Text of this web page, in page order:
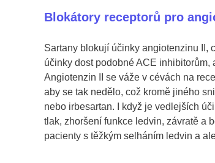
Blokátory receptorů pro
Sartany blokují účinky angiotenzinu II,
účinky dost podobné ACE
Angiotenzin II se váže v cévách na
aby se tak nedělo, což kromě jiného
nebo irbesartan. I když je vedlejších
tlak, zhoršení funkce ledvin, závratě a
pacienty s těžkým selháním ledvin a